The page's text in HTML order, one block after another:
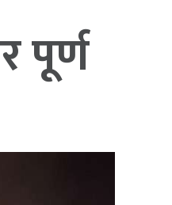
पूर्ण